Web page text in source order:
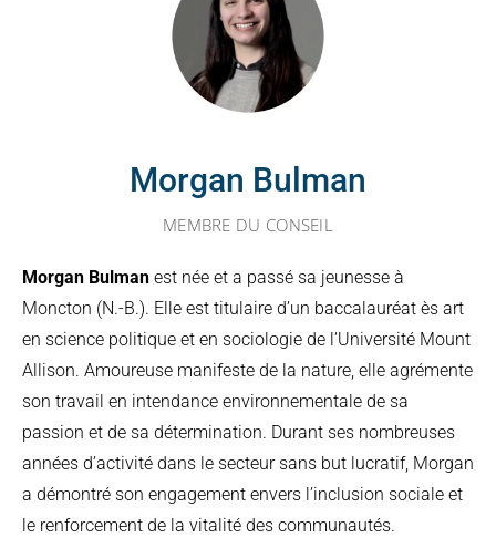
Morgan Bulman
MEMBRE DU CONSEIL
Morgan Bulman est née et a passé sa jeunesse à
Moncton (N.-B.). Elle est titulaire d’un baccalauréat ès art
en science politique et en sociologie de l’Université Mount
Allison. Amoureuse manifeste de la nature, elle agrémente
son travail en intendance environnementale de sa
passion et de sa détermination. Durant ses nombreuses
années d’activité dans le secteur sans but lucratif, Morgan
a démontré son engagement envers l’inclusion sociale et
le renforcement de la vitalité des communautés.